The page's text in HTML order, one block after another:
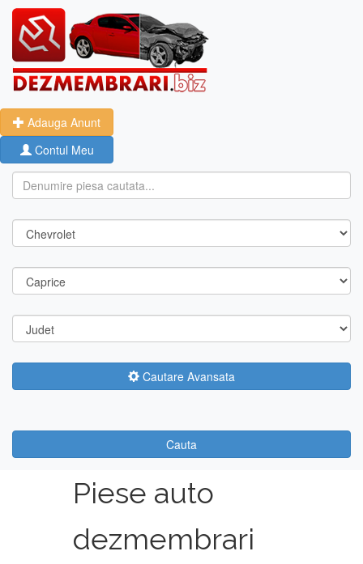
Adauga Anunt
Contul Meu
Cautare Avansata
Cauta
Piese auto
dezmembrari